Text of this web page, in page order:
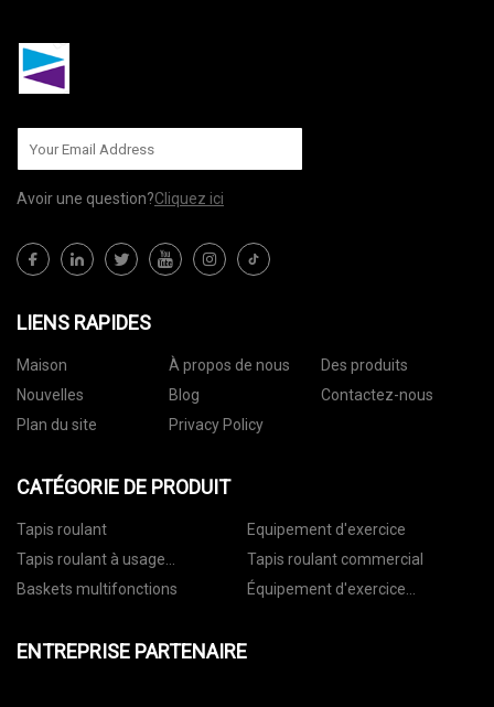
Avoir une question?Cliquez ici
LIENS RAPIDES
Maison À propos de nous
Des produits
Nouvelles
Blog
Contactez-nous
Plan du site
Privacy Policy
CATÉGORIE DE PRODUIT
Tapis roulant
Equipement d'exercice
Tapis roulant à usage
domestique
Tapis roulant commercial
Baskets multifonctions
Équipement d'exercice
ENTREPRISE PARTENAIRE